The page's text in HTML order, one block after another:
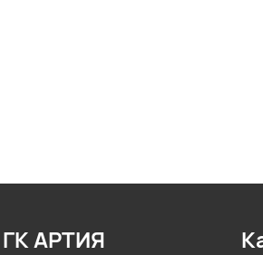
ГК АРТИЯ